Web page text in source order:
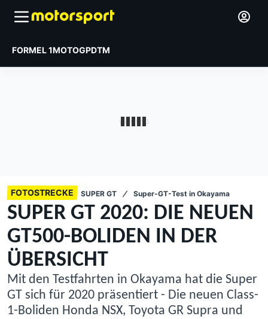
FORMEL 1MOTOGPDTM
FOTOSTRECKE SUPER GT Super-GT-Test in Okayama
SUPER GT 2020: DIE NEUEN
GT500-BOLIDEN IN DER
ÜBERSICHT
Mit den Testfahrten in Okayama hat die Super
GT sich für 2020 präsentiert - Die neuen Class-
1-Boliden Honda NSX, Toyota GR Supra und